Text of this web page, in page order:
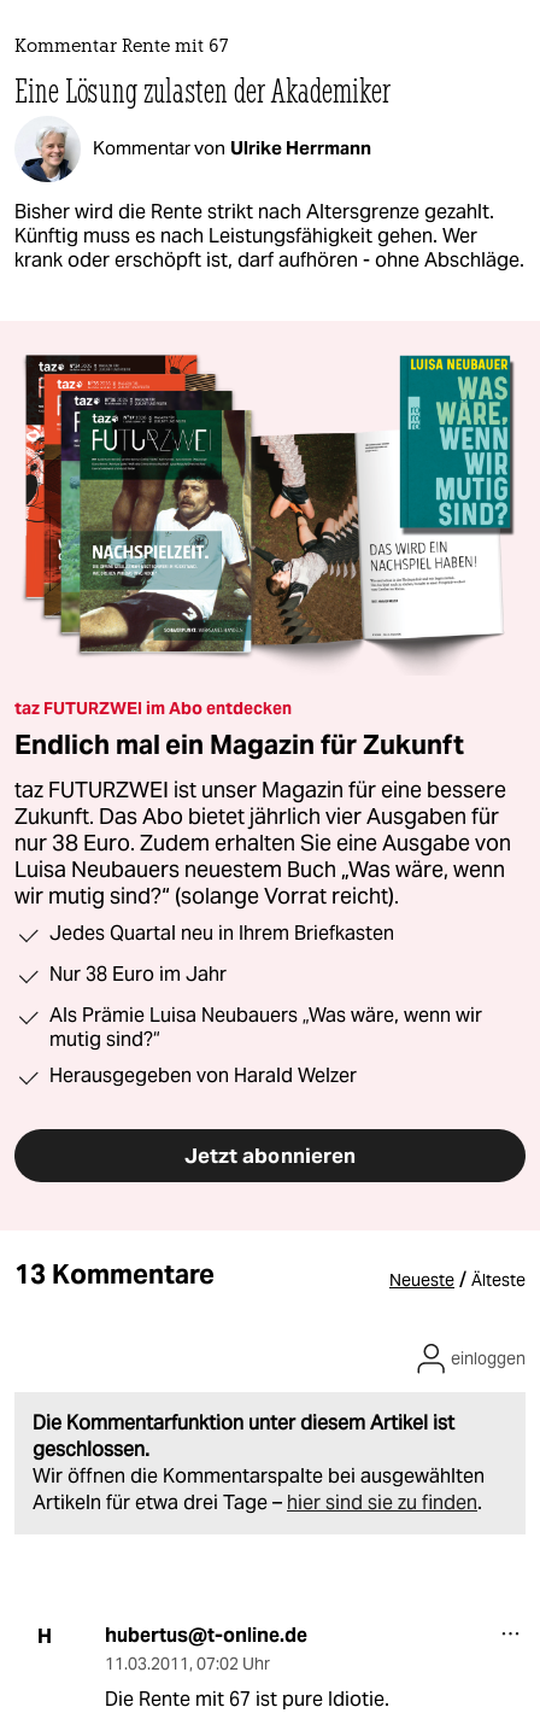
Kommentar Rente mit 67
Eine Lösung zulasten der Akademiker
Kommentar von Ulrike Herrmann
Bisher wird die Rente strikt nach Altersgrenze gezahlt.
Künftig muss es nach Leistungsfähigkeit gehen. Wer
krank oder erschöpft ist, darf aufhören - ohne Abschläge.
taz FUTURZWEI im Abo entdecken
Endlich mal ein Magazin für Zukunft
taz FUTURZWEI ist unser Magazin für eine bessere
Zukunft. Das Abo bietet jährlich vier Ausgaben für
nur 38 Euro. Zudem erhalten Sie eine Ausgabe von
Luisa Neubauers neuestem Buch „Was wäre, wenn
wir mutig sind?“ (solange Vorrat reicht).
Jedes Quartal neu in Ihrem Briefkasten
Nur 38 Euro im Jahr
Als Prämie Luisa Neubauers „Was wäre, wenn wir
mutig sind?“
Herausgegeben von Harald Welzer
Jetzt abonnieren
13 Kommentare Neueste / Älteste
Die Kommentarfunktion unter diesem Artikel ist
geschlossen.
Wir öffnen die Kommentarspalte bei ausgewählten
Artikeln für etwa drei Tage – hier sind sie zu finden.
einloggen
H hubertus@t-online.de
11.03.2011, 07:02 Uhr
Die Rente mit 67 ist pure Idiotie.